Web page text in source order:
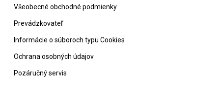
Všeobecné obchodné podmienky
Prevádzkovateľ
Informácie o súboroch typu Cookies
Ochrana osobných údajov
Pozáručný servis